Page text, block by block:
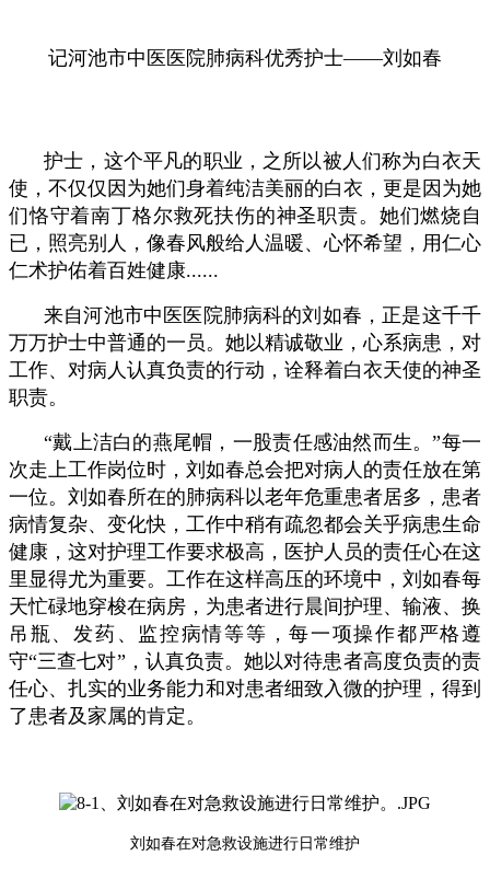
记河池市中医医院肺病科优秀护士——刘如春
护士，这个平凡的职业，之所以被人们称为白衣天
使，不仅仅因为她们身着纯洁美丽的白衣，更是因为她
们恪守着南丁格尔救死扶伤的神圣职责。她们燃烧自
已，照亮别人，像春风般给人温暖、心怀希望，用仁心
仁术护佑着百姓健康......
来自河池市中医医院肺病科的刘如春，正是这千千
万万护士中普通的一员。她以精诚敬业，心系病患，对
工作、对病人认真负责的行动，诠释着白衣天使的神圣
职责。
“戴上洁白的燕尾帽，一股责任感油然而生。”每一
次走上工作岗位时，刘如春总会把对病人的责任放在第
一位。刘如春所在的肺病科以老年危重患者居多，患者
病情复杂、变化快，工作中稍有疏忽都会关乎病患生命
健康，这对护理工作要求极高，医护人员的责任心在这
里显得尤为重要。工作在这样高压的环境中，刘如春每
天忙碌地穿梭在病房，为患者进行晨间护理、输液、换
吊瓶、发药、监控病情等等，每一项操作都严格遵
守“三查七对”，认真负责。她以对待患者高度负责的责
任心、扎实的业务能力和对患者细致入微的护理，得到
了患者及家属的肯定。
刘如春在对急救设施进行日常维护